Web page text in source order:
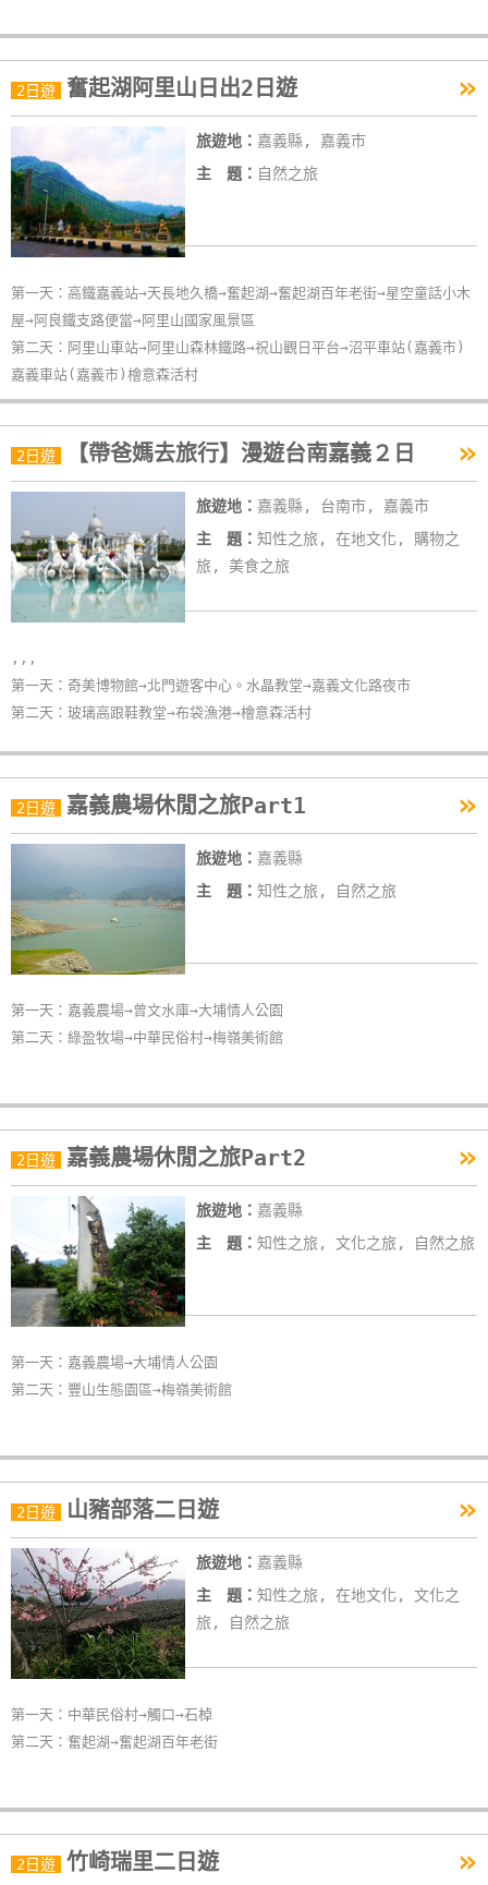
2日遊 奮起湖阿里山日出2日遊 »
旅遊地： 嘉義縣, 嘉義市
主 題： 自然之旅
第一天：高鐵嘉義站→天長地久橋→奮起湖→奮起湖百年老街→星空童話小木
屋→阿良鐵支路便當→阿里山國家風景區
第二天：阿里山車站→阿里山森林鐵路→祝山觀日平台→沼平車站(嘉義市)
嘉義車站(嘉義市)檜意森活村
2日遊 【帶爸媽去旅行】漫遊台南嘉義２日 »
旅遊地： 嘉義縣, 台南市, 嘉義市
主 題： 知性之旅, 在地文化, 購物之
旅, 美食之旅
,,,
第一天：奇美博物館→北門遊客中心。水晶教堂→嘉義文化路夜市
第二天：玻璃高跟鞋教堂→布袋漁港→檜意森活村
2日遊 嘉義農場休閒之旅Part1 »
旅遊地： 嘉義縣
主 題： 知性之旅, 自然之旅
第一天：嘉義農場→曾文水庫→大埔情人公園
第二天：綠盈牧場→中華民俗村→梅嶺美術館
2日遊 嘉義農場休閒之旅Part2 »
旅遊地： 嘉義縣
主 題： 知性之旅, 文化之旅, 自然之旅
第一天：嘉義農場→大埔情人公園
第二天：豐山生態園區→梅嶺美術館
2日遊 山豬部落二日遊 »
旅遊地： 嘉義縣
主 題： 知性之旅, 在地文化, 文化之
旅, 自然之旅
第一天：中華民俗村→觸口→石棹
第二天：奮起湖→奮起湖百年老街
2日遊 竹崎瑞里二日遊 »